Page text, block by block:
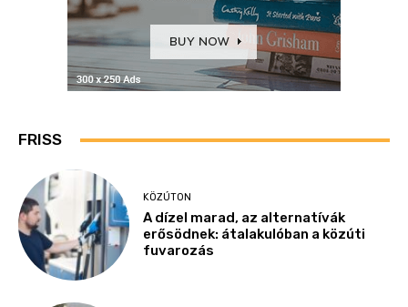
FRISS
KÖZÚTON
A dízel marad, az alternatívák
erősödnek: átalakulóban a közúti
fuvarozás